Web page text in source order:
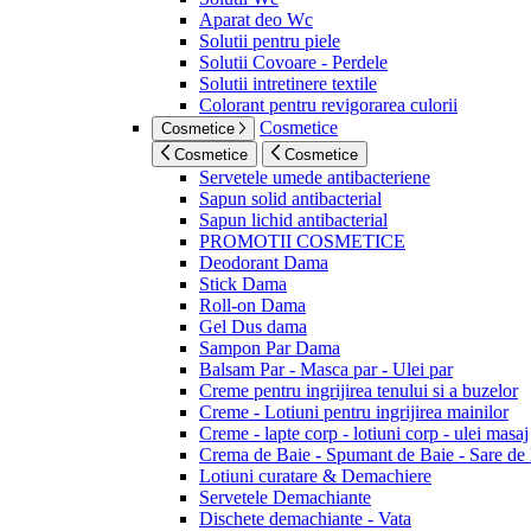
Aparat deo Wc
Solutii pentru piele
Solutii Covoare - Perdele
Solutii intretinere textile
Colorant pentru revigorarea culorii
Cosmetice Cosmetice
Cosmetice Cosmetice
Servetele umede antibacteriene
Sapun solid antibacterial
Sapun lichid antibacterial
PROMOTII COSMETICE
Deodorant Dama
Stick Dama
Roll-on Dama
Gel Dus dama
Sampon Par Dama
Balsam Par - Masca par - Ulei par
Creme pentru ingrijirea tenului si a buzelor
Creme - Lotiuni pentru ingrijirea mainilor
Creme - lapte corp - lotiuni corp - ulei masaj
Crema de Baie - Spumant de Baie - Sare de
Lotiuni curatare & Demachiere
Servetele Demachiante
Dischete demachiante - Vata